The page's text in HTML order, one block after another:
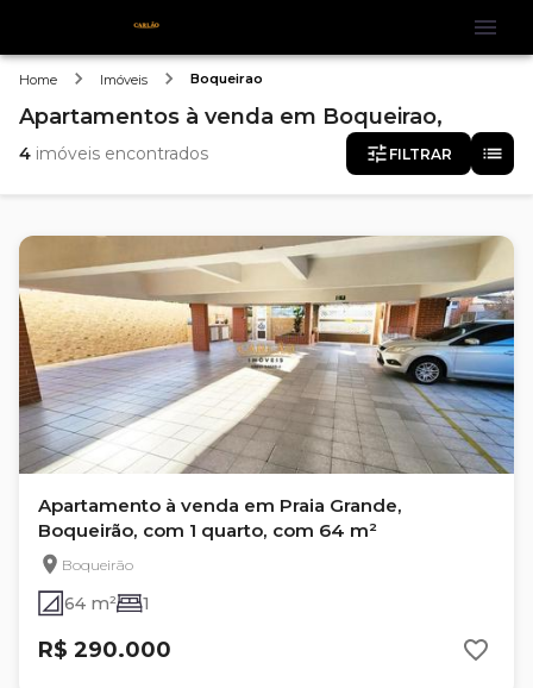
Home Imóveis Boqueirao
Apartamentos à venda em Boqueirao,
4 imóveis encontrados FILTRAR
Apartamento à venda em Praia Grande,
Boqueirão, com 1 quarto, com 64 m²
Boqueirão
64 m² 1
R$ 290.000